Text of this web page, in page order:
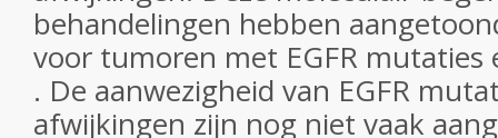
behandelingen hebben
voor tumoren met EGFR mutaties
. De aanwezigheid van EGFR
afwijkingen zijn nog niet vaak